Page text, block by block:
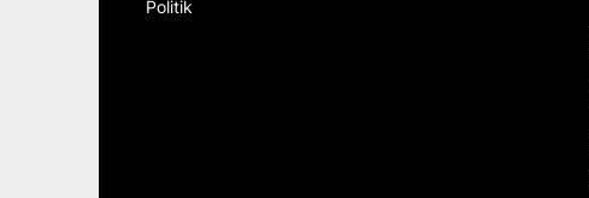
Politik